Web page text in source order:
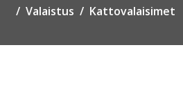
Valaistus Kattovalaisimet